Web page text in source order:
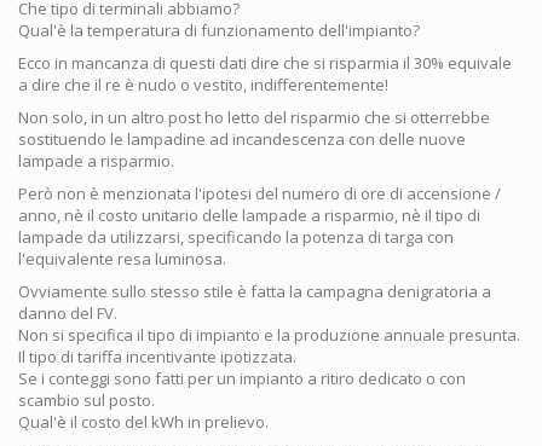
Che tipo di terminali abbiamo?
Qual'è la temperatura di funzionamento dell'impianto?
Ecco in mancanza di questi dati dire che si risparmia il 30% equivale
a dire che il re è nudo o vestito, indifferentemente!
Non solo, in un altro post ho letto del risparmio che si otterrebbe
sostituendo le lampadine ad incandescenza con delle nuove
lampade a risparmio.
Però non è menzionata l'ipotesi del numero di ore di accensione /
anno, nè il costo unitario delle lampade a risparmio, nè il tipo di
lampade da utilizzarsi, specificando la potenza di targa con
l'equivalente resa luminosa.
Ovviamente sullo stesso stile è fatta la campagna denigratoria a
danno del FV.
Non si specifica il tipo di impianto e la produzione annuale presunta.
Il tipo di tariffa incentivante ipotizzata.
Se i conteggi sono fatti per un impianto a ritiro dedicato o con
scambio sul posto.
Qual'è il costo del kWh in prelievo.